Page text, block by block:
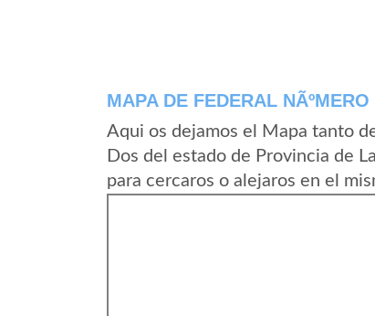
MAPA DE FEDERAL NÃºMERO
Aqui os dejamos el Mapa tanto
Dos del estado de Provincia de
para cercaros o alejaros en el